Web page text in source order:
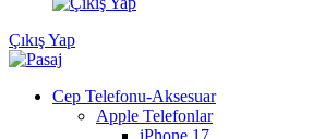
Çıkış Yap
Cep Telefonu-Aksesuar
Apple Telefonlar
iPhone 17